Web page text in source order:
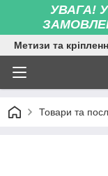
УВАГА!
Метизи та
Товари та